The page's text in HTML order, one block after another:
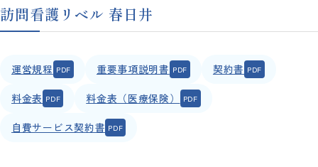
訪問看護リベル 春日井
運営規程 重要事項説明書 契約書
料金表 料金表（医療保険）
自費サービス契約書